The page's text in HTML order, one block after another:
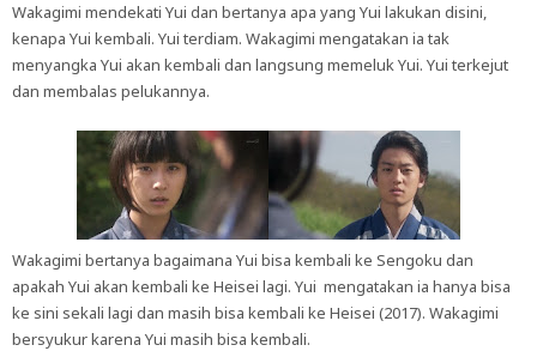
Wakagimi mendekati Yui dan bertanya apa yang Yui lakukan disini,
kenapa Yui kembali. Yui terdiam. Wakagimi mengatakan ia tak
menyangka Yui akan kembali dan langsung memeluk Yui. Yui terkejut
dan membalas pelukannya.
Wakagimi bertanya bagaimana Yui bisa kembali ke Sengoku dan
apakah Yui akan kembali ke Heisei lagi. Yui mengatakan ia hanya bisa
ke sini sekali lagi dan masih bisa kembali ke Heisei (2017). Wakagimi
bersyukur karena Yui masih bisa kembali.